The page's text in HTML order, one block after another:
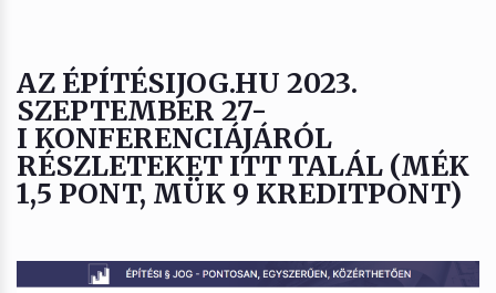
AZ ÉPÍTÉSIJOG.HU 2023.
SZEPTEMBER 27-
I KONFERENCIÁJÁRÓL
RÉSZLETEKET ITT TALÁL (MÉK
1,5 PONT, MÜK 9 KREDITPONT)